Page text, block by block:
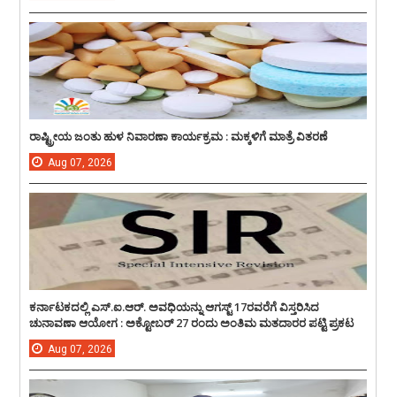
ರಾಷ್ಟ್ರೀಯ ಜಂತು ಹುಳ ನಿವಾರಣಾ ಕಾರ್ಯಕ್ರಮ : ಮಕ್ಕಳಿಗೆ ಮಾತ್ರೆ ವಿತರಣೆ
Aug 07, 2026
ಕರ್ನಾಟಕದಲ್ಲಿ ಎಸ್.ಐ.ಆರ್. ಅವಧಿಯನ್ನು ಆಗಸ್ಟ್ 17ರವರೆಗೆ ವಿಸ್ತರಿಸಿದ
ಚುನಾವಣಾ ಆಯೋಗ : ಅಕ್ಟೋಬರ್ 27 ರಂದು ಅಂತಿಮ ಮತದಾರರ ಪಟ್ಟಿ ಪ್ರಕಟ
Aug 07, 2026